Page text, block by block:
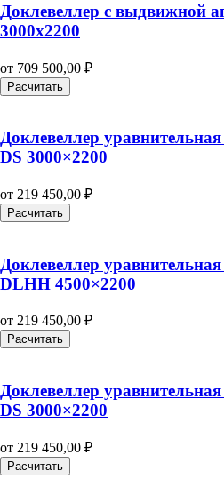
Доклевеллер с выдвижной
3000х2200
от 709 500,00 ₽
Расчитать
Доклевеллер
DS 3000×2200
от 219 450,00 ₽
Расчитать
Доклевеллер
DLHH 4500×2200
от 219 450,00 ₽
Расчитать
Доклевеллер
DS 3000×2200
от 219 450,00 ₽
Расчитать